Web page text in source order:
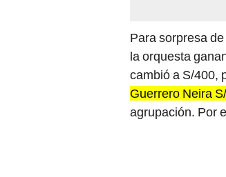
Para sorpresa
la orquesta
cambió a S/400,
Guerrero Neira
agrupación. Por